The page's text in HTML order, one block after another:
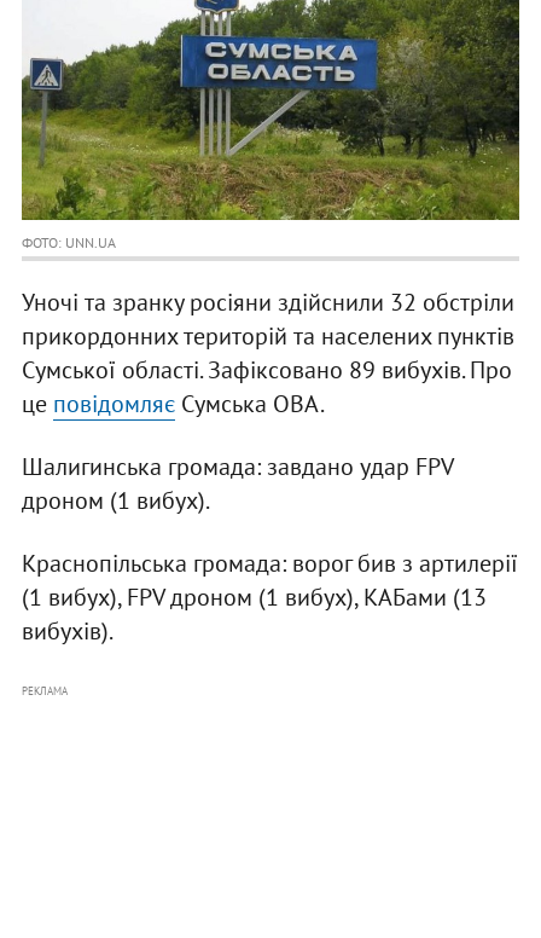
ФОТО: UNN.UA
Уночі та зранку росіяни здійснили 32 обстріли
прикордонних територій та населених пунктів
Сумської області. Зафіксовано 89 вибухів. Про
це повідомляєСумська ОВА.
Шалигинська громада: завдано удар FPV
дроном (1 вибух).
Краснопільська громада: ворог бив з артилерії
(1 вибух), FPV дроном (1 вибух), КАБами (13
вибухів).
РЕКЛАМА